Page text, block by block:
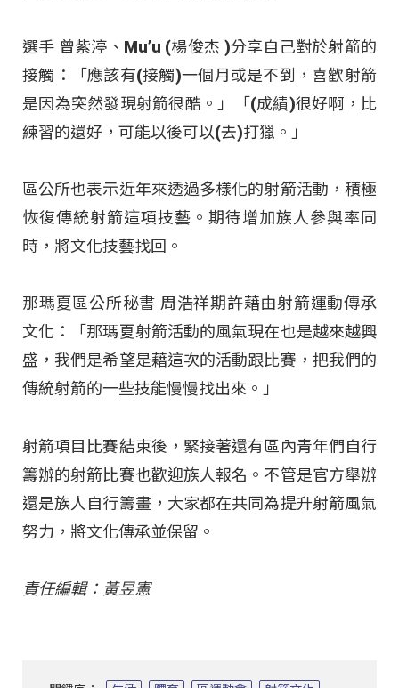
選手 曾紫渟、Mu’u (楊俊杰 )分享自己對於射箭的
接觸：「應該有(接觸)一個月或是不到，喜歡射箭
是因為突然發現射箭很酷。」「(成績)很好啊，比
練習的還好，可能以後可以(去)打獵。」
區公所也表示近年來透過多樣化的射箭活動，積極
恢復傳統射箭這項技藝。期待增加族人參與率同
時，將文化技藝找回。
那瑪夏區公所秘書 周浩祥期許藉由射箭運動傳承
文化：「那瑪夏射箭活動的風氣現在也是越來越興
盛，我們是希望是藉這次的活動跟比賽，把我們的
傳統射箭的一些技能慢慢找出來。」
射箭項目比賽結束後，緊接著還有區內青年們自行
籌辦的射箭比賽也歡迎族人報名。不管是官方舉辦
還是族人自行籌畫，大家都在共同為提升射箭風氣
努力，將文化傳承並保留。
責任編輯：黃昱憲